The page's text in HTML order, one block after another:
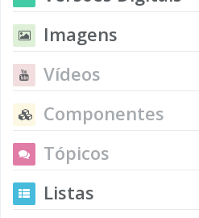
Imagens
Vídeos
Componentes
Tópicos
Listas